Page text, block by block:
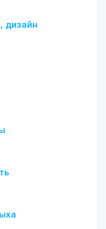
дизайн